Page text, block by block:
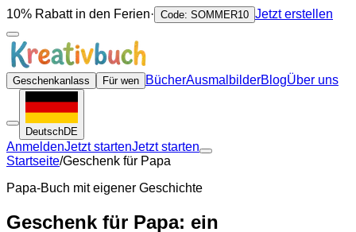
10% Rabatt in den Ferien· Code: SOMMER10 Jetzt erstellen
Geschenkanlass Für wen BücherAusmalbilderBlogÜber uns
DeutschDE
AnmeldenJetzt startenJetzt starten
Startseite/Geschenk für Papa
Papa-Buch mit eigener Geschichte
Geschenk für Papa: ein